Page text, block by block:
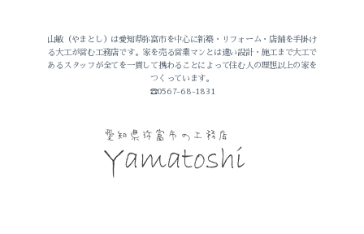
山敏のこと
仕事のこと
山敏（やまとし）は愛知県弥富市を中心に新築・リフォーム・店舗を手掛け
る大工が営む工務店です。家を売る営業マンとは違い設計・施工まで大工で
あるスタッフが全てを一貫して携わることによって住む人の理想以上の家を
つくっています。
☎0567-68-1831